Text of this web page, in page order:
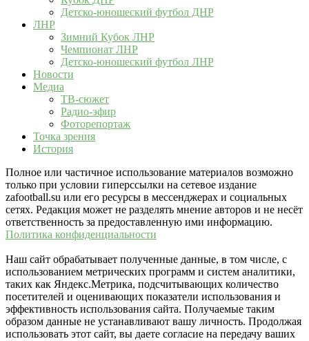
Детско-юношеский футбол ДНР
ЛНР
Зимний Кубок ЛНР
Чемпионат ЛНР
Детско-юношеский футбол ЛНР
Новости
Медиа
ТВ-сюжет
Радио-эфир
Фоторепортаж
Точка зрения
История
Полное или частичное использование материалов возможно
только при условии гиперссылки на сетевое издание
zafootball.su или его ресурсы в мессенджерах и социальных
сетях. Редакция может не разделять мнение авторов и не несёт
ответственность за предоставленную ими информацию.
Политика конфиденциальности
Наш сайт обрабатывает полученные данные, в том числе, с
использованием метрических программ и систем аналитики,
таких как Яндекс.Метрика, подсчитывающих количество
посетителей и оценивающих показатели использования и
эффективность использования сайта. Получаемые таким
образом данные не устанавливают вашу личность. Продолжая
использовать этот сайт, вы даете согласие на передачу ваших